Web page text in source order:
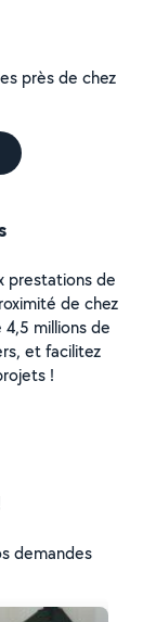
près de chez
prestations de
de chez
millions de
et facilitez
!
demandes